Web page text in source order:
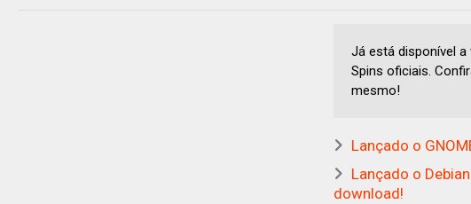
Já está disponível
Spins oficiais.
mesmo!
Lançado o
Lançado o
download!